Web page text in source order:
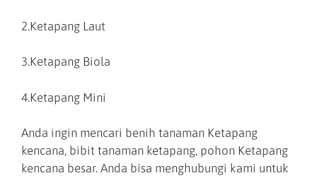
2.Ketapang Laut
3.Ketapang Biola
4.Ketapang Mini
Anda ingin mencari benih tanaman Ketapang
kencana, bibit tanaman ketapang, pohon Ketapang
kencana besar. Anda bisa menghubungi kami untuk